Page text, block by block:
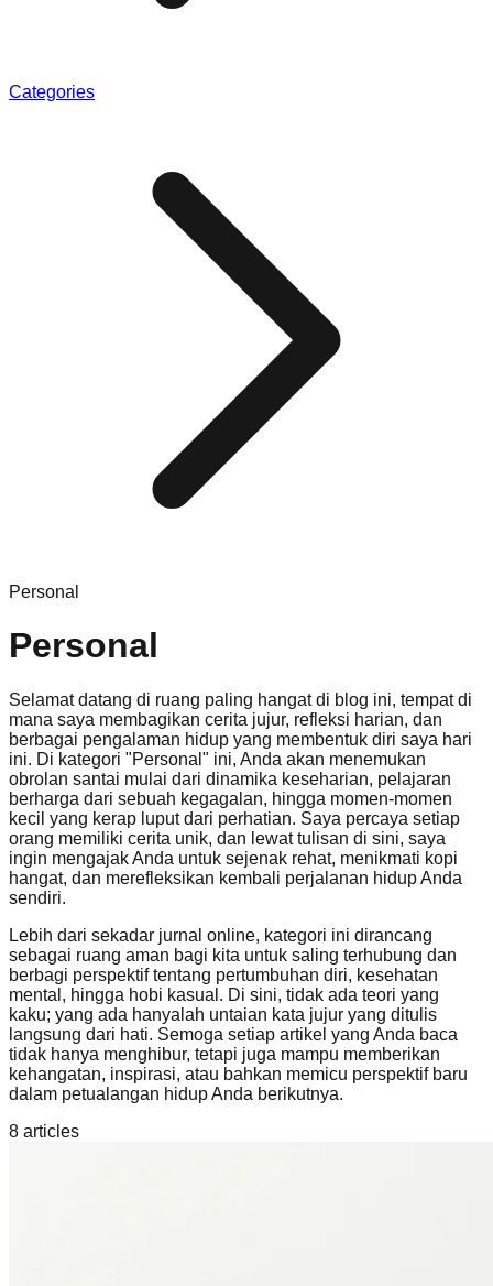
Categories
Personal
Personal
Selamat datang di ruang paling hangat di blog ini, tempat di
mana saya membagikan cerita jujur, refleksi harian, dan
berbagai pengalaman hidup yang membentuk diri saya hari
ini. Di kategori "Personal" ini, Anda akan menemukan
obrolan santai mulai dari dinamika keseharian, pelajaran
berharga dari sebuah kegagalan, hingga momen-momen
kecil yang kerap luput dari perhatian. Saya percaya setiap
orang memiliki cerita unik, dan lewat tulisan di sini, saya
ingin mengajak Anda untuk sejenak rehat, menikmati kopi
hangat, dan merefleksikan kembali perjalanan hidup Anda
sendiri.
Lebih dari sekadar jurnal online, kategori ini dirancang
sebagai ruang aman bagi kita untuk saling terhubung dan
berbagi perspektif tentang pertumbuhan diri, kesehatan
mental, hingga hobi kasual. Di sini, tidak ada teori yang
kaku; yang ada hanyalah untaian kata jujur yang ditulis
langsung dari hati. Semoga setiap artikel yang Anda baca
tidak hanya menghibur, tetapi juga mampu memberikan
kehangatan, inspirasi, atau bahkan memicu perspektif baru
dalam petualangan hidup Anda berikutnya.
8 articles